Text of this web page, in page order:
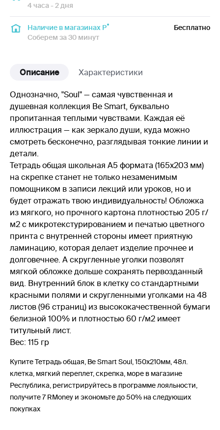
4 часа - 2 дня
Наличие в магазинах Р
Соберем за 30 минут
Бесплатно
Описание Характеристики
Однозначно, "Soul" — самая чувственная и
душевная коллекция Be Smart, буквально
пропитанная теплыми чувствами. Каждая её
иллюстрация — как зеркало души, куда можно
смотреть бесконечно, разглядывая тонкие линии и
детали.
Тетрадь общая школьная А5 формата (165х203 мм)
на скрепке станет не только незаменимым
помощником в записи лекций или уроков, но и
будет отражать твою индивидуальность! Обложка
из мягкого, но прочного картона плотностью 205 г/
м2 с микротекстурированием и печатью цветного
принта с внутренней стороны имеет приятную
ламинацию, которая делает изделие прочнее и
долговечнее. А скругленные уголки позволят
мягкой обложке дольше сохранять первозданный
вид. Внутренний блок в клетку со стандартными
красными полями и скругленными уголками на 48
листов (96 страниц) из высококачественной бумаги
белизной 100% и плотностью 60 г/м2 имеет
титульный лист.
Вес: 115 гр
Купите Тетрадь общая, Be Smart Soul, 150х210мм, 48л.
клетка, мягкий переплет, скрепка, море в магазине
Республика, регистрируйтесь в программе лояльности,
получите 7 RMoney и экономьте до 50% на следующих
покупках